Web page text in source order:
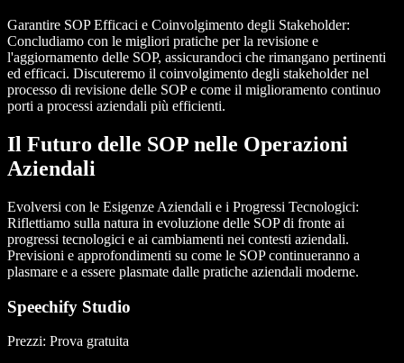
Garantire SOP Efficaci e Coinvolgimento degli Stakeholder:
Concludiamo con le migliori pratiche per la revisione e
l'aggiornamento delle SOP, assicurandoci che rimangano pertinenti
ed efficaci. Discuteremo il coinvolgimento degli stakeholder nel
processo di revisione delle SOP e come il miglioramento continuo
porti a processi aziendali più efficienti.
Il Futuro delle SOP nelle Operazioni
Aziendali
Evolversi con le Esigenze Aziendali e i Progressi Tecnologici:
Riflettiamo sulla natura in evoluzione delle SOP di fronte ai
progressi tecnologici e ai cambiamenti nei contesti aziendali.
Previsioni e approfondimenti su come le SOP continueranno a
plasmare e a essere plasmate dalle pratiche aziendali moderne.
Speechify Studio
Prezzi: Prova gratuita